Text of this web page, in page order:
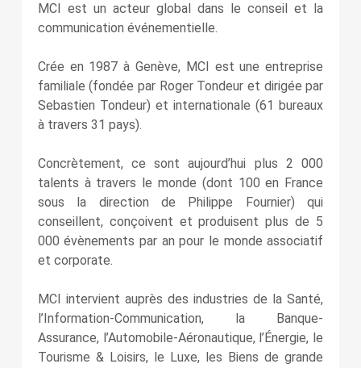
MCI est un acteur global dans le conseil et la
communication événementielle.
Crée en 1987 à Genève, MCI est une entreprise
familiale (fondée par Roger Tondeur et dirigée par
Sebastien Tondeur) et internationale (61 bureaux
à travers 31 pays).
Concrètement, ce sont aujourd’hui plus 2 000
talents à travers le monde (dont 100 en France
sous la direction de Philippe Fournier) qui
conseillent, conçoivent et produisent plus de 5
000 évènements par an pour le monde associatif
et corporate.
MCI intervient auprès des industries de la Santé,
l’Information-Communication, la Banque-
Assurance, l’Automobile-Aéronautique, l’Énergie, le
Tourisme & Loisirs, le Luxe, les Biens de grande